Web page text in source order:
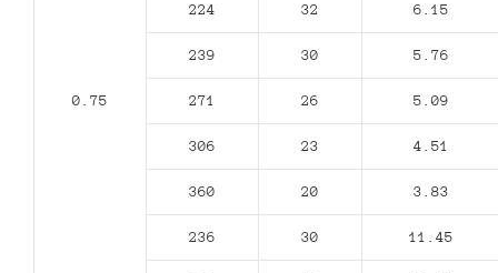
0.75
224 32 6.15
239 30 5.76
271 26 5.09
306 23 4.51
360 20 3.83
236 30 11.45